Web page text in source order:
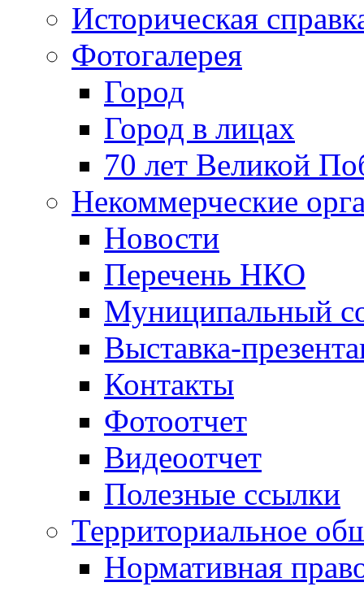
Историческая
Фотогалерея
Город
Город в лицах
70 лет Великой
Некоммерческие
Новости
Перечень НКО
Муниципальный
Выставка-
Контакты
Фотоотчет
Видеоотчет
Полезные ссылки
Территориальное
Нормативная